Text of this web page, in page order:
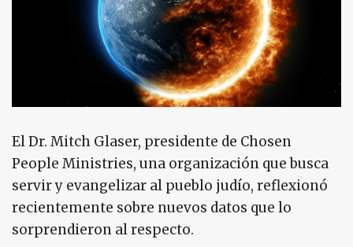
El Dr. Mitch Glaser, presidente de Chosen
People Ministries, una organización que busca
servir y evangelizar al pueblo judío, reflexionó
recientemente sobre nuevos datos que lo
sorprendieron al respecto.